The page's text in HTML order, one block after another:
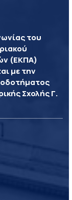
του
(ΕΚΠΑ)
με την
Σχολής Γ.